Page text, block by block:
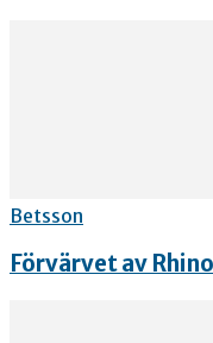
Betsson
Förvärvet av